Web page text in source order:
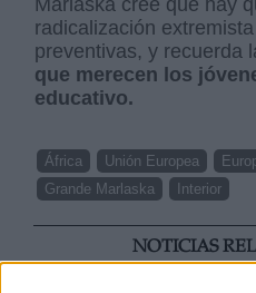
Marlaska cree que hay
radicalización
preventivas, y recuerda
que merecen los
educativo.
África Unión Europea
Grande Marlaska
Interior
NOTICIAS